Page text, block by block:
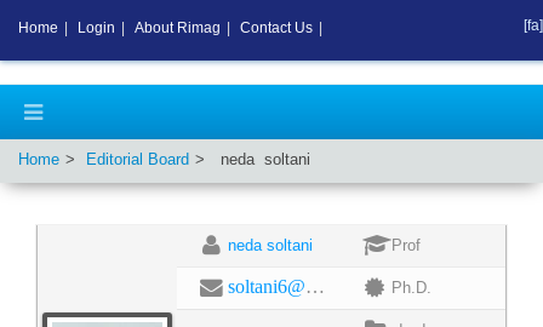
Home Editorial Board neda soltani
neda soltani Prof
soltani6@yahoo.com Ph.D.
Home Login About Rimag Contact Us [fa]